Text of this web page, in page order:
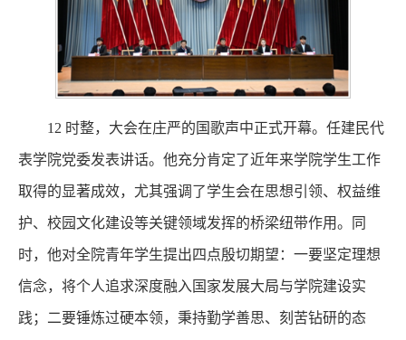
12 时整，大会在庄严的国歌声中正式开幕。任建民代
表学院党委发表讲话。他充分肯定了近年来学院学生工作
取得的显著成效，尤其强调了学生会在思想引领、权益维
护、校园文化建设等关键领域发挥的桥梁纽带作用。同
时，他对全院青年学生提出四点殷切期望：一要坚定理想
信念，将个人追求深度融入国家发展大局与学院建设实
践；二要锤炼过硬本领，秉持勤学善思、刻苦钻研的态